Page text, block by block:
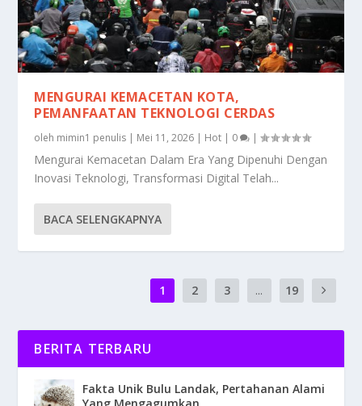
MENGURAI KEMACETAN KOTA,
PEMANFAATAN TEKNOLOGI CERDAS
oleh mimin1 penulis | Mei 11, 2026 | Hot | 0 |
Mengurai Kemacetan Dalam Era Yang Dipenuhi Dengan
Inovasi Teknologi, Transformasi Digital Telah...
BACA SELENGKAPNYA
1 2 3 ... 19
BERITA TERBARU
Fakta Unik Bulu Landak, Pertahanan Alami